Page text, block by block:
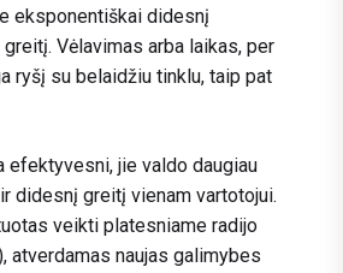
eksponentiškai didesnį
Vėlavimas arba laikas, per
ryšį su belaidžiu tinklu, taip pat
efektyvesni, jie valdo daugiau
didesnį greitį vienam vartotojui.
veikti platesniame radijo
atverdamas naujas galimybes